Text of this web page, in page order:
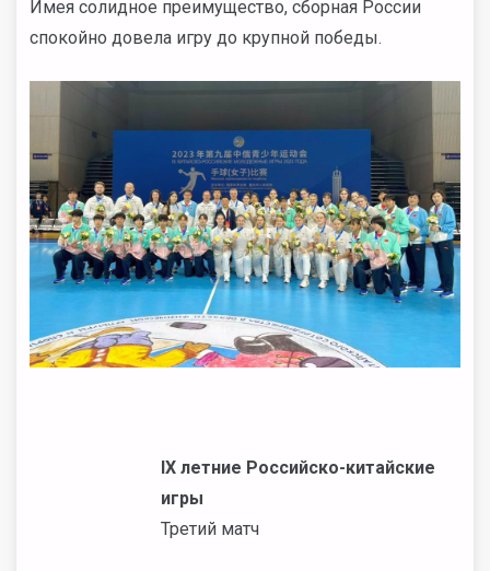
Имея солидное преимущество, сборная России
спокойно довела игру до крупной победы.
IX летние Российско-китайские
игры
Третий матч